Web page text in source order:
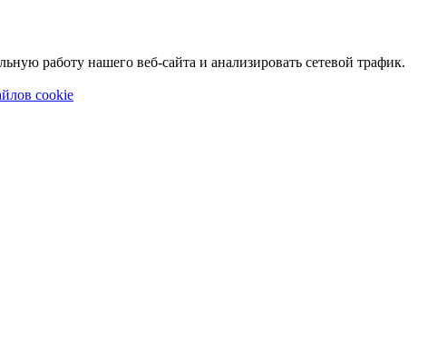
работу нашего веб-сайта и анализировать сетевой трафик.
cookie